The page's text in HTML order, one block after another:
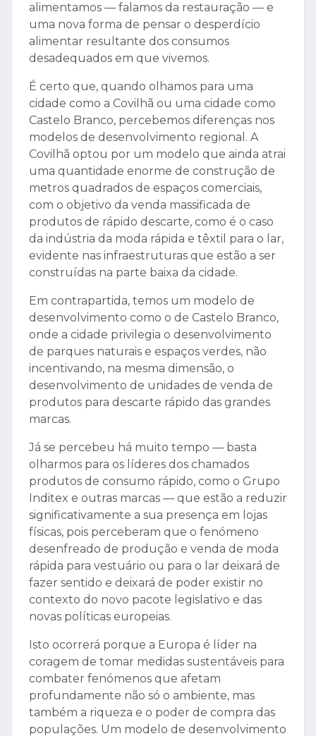
alimentamos — falamos da restauração — e
uma nova forma de pensar o desperdício
alimentar resultante dos consumos
desadequados em que vivemos.
É certo que, quando olhamos para uma
cidade como a Covilhã ou uma cidade como
Castelo Branco, percebemos diferenças nos
modelos de desenvolvimento regional. A
Covilhã optou por um modelo que ainda atrai
uma quantidade enorme de construção de
metros quadrados de espaços comerciais,
com o objetivo da venda massificada de
produtos de rápido descarte, como é o caso
da indústria da moda rápida e têxtil para o lar,
evidente nas infraestruturas que estão a ser
construídas na parte baixa da cidade.
Em contrapartida, temos um modelo de
desenvolvimento como o de Castelo Branco,
onde a cidade privilegia o desenvolvimento
de parques naturais e espaços verdes, não
incentivando, na mesma dimensão, o
desenvolvimento de unidades de venda de
produtos para descarte rápido das grandes
marcas.
Já se percebeu há muito tempo — basta
olharmos para os líderes dos chamados
produtos de consumo rápido, como o Grupo
Inditex e outras marcas — que estão a reduzir
significativamente a sua presença em lojas
físicas, pois perceberam que o fenómeno
desenfreado de produção e venda de moda
rápida para vestuário ou para o lar deixará de
fazer sentido e deixará de poder existir no
contexto do novo pacote legislativo e das
novas políticas europeias.
Isto ocorrerá porque a Europa é líder na
coragem de tomar medidas sustentáveis para
combater fenómenos que afetam
profundamente não só o ambiente, mas
também a riqueza e o poder de compra das
populações. Um modelo de desenvolvimento